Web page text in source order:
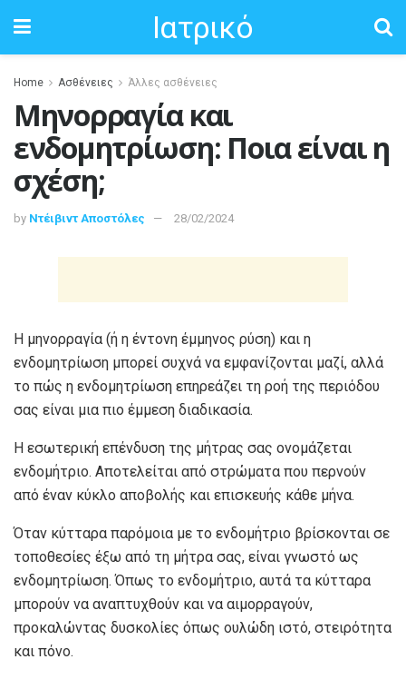
Ιατρικό
Home Ασθένειες Άλλες ασθένειες
Μηνορραγία και
ενδομητρίωση: Ποια είναι η
σχέση;
by Ντέιβιντ Αποστόλες 28/02/2024
Η μηνορραγία (ή η έντονη έμμηνος ρύση) και η
ενδομητρίωση μπορεί συχνά να εμφανίζονται μαζί, αλλά
το πώς η ενδομητρίωση επηρεάζει τη ροή της περιόδου
σας είναι μια πιο έμμεση διαδικασία.
Η εσωτερική επένδυση της μήτρας σας ονομάζεται
ενδομήτριο. Αποτελείται από στρώματα που περνούν
από έναν κύκλο αποβολής και επισκευής κάθε μήνα.
Όταν κύτταρα παρόμοια με το ενδομήτριο βρίσκονται σε
τοποθεσίες έξω από τη μήτρα σας, είναι γνωστό ως
ενδομητρίωση. Όπως το ενδομήτριο, αυτά τα κύτταρα
μπορούν να αναπτυχθούν και να αιμορραγούν,
προκαλώντας δυσκολίες όπως ουλώδη ιστό, στειρότητα
και πόνο.